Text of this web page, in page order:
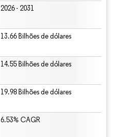
2026 - 2031
13.66 Bilhões de dólares
14.55 Bilhões de dólares
19.98 Bilhões de dólares
6.53% CAGR